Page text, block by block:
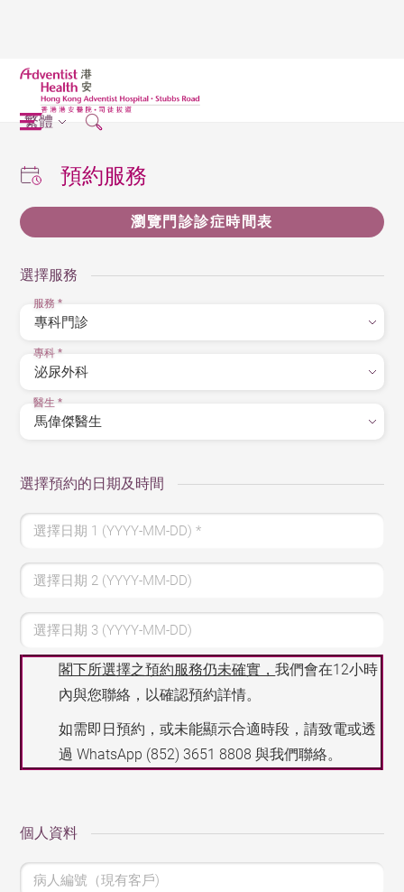
繁體
預約服務
瀏覽門診診症時間表
選擇服務
服務*
專科*
醫生*
選擇預約的日期及時間
選擇日期 1 (YYYY-MM-DD)*
選擇日期 2 (YYYY-MM-DD)
選擇日期 3 (YYYY-MM-DD)
閣下所選擇之預約服務仍未確實，我們會在12小時
內與您聯絡，以確認預約詳情。
如需即日預約，或未能顯示合適時段，請致電或透
過 WhatsApp (852) 3651 8808 與我們聯絡。
個人資料
病人編號（現有客戶)